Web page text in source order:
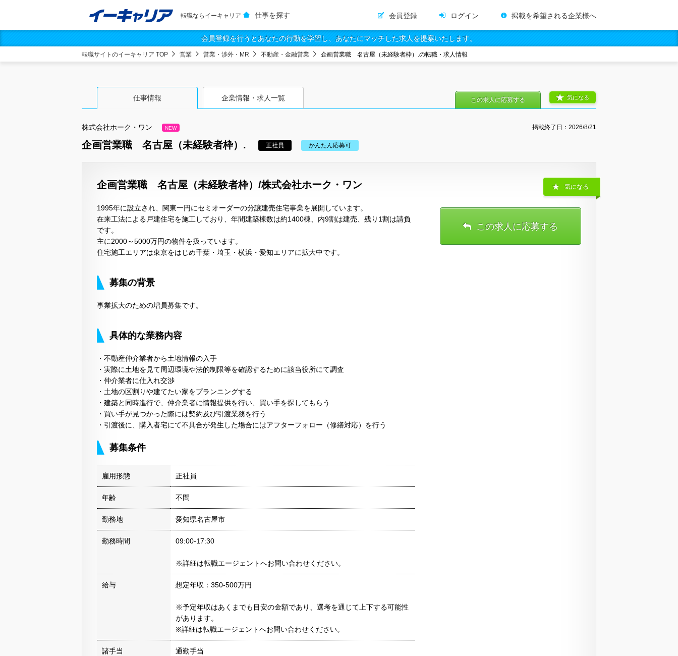
転職ならイーキャリア 仕事を探す 会員登録 ログイン 掲載を希望される企業様へ
会員登録を行うとあなたの行動を学習し、あなたにマッチした求人を提案いたします。
転職サイトのイーキャリア TOP 営業 営業・渉外・MR 不動産・金融営業 企画営業職 名古屋（未経験者枠）.の転職・求人情報
仕事情報 企業情報・求人一覧
株式会社ホーク・ワン NEW 掲載終了日： 2026/8/21
企画営業職 名古屋（未経験者枠）. 正社員 かんたん応募可
気になる
この求人に応募する
企画営業職 名古屋（未経験者枠）/株式会社ホーク・ワン
1995年に設立され、関東一円にセミオーダーの分譲建売住宅事業を展開しています。
在来工法による戸建住宅を施工しており、年間建築棟数は約1400棟、内9割は建売、残り1割は請負
です。
主に2000～5000万円の物件を扱っています。
住宅施工エリアは東京をはじめ千葉・埼玉・横浜・愛知エリアに拡大中です。
募集の背景
事業拡大のための増員募集です。
具体的な業務内容
・不動産仲介業者から土地情報の入手
・実際に土地を見て周辺環境や法的制限等を確認するために該当役所にて調査
・仲介業者に仕入れ交渉
・土地の区割りや建てたい家をプランニングする
・建築と同時進行で、仲介業者に情報提供を行い、買い手を探してもらう
・買い手が見つかった際には契約及び引渡業務を行う
・引渡後に、購入者宅にて不具合が発生した場合にはアフターフォロー（修繕対応）を行う
募集条件
雇用形態 正社員
年齢 不問
勤務地 愛知県名古屋市
勤務時間 09:00-17:30
※詳細は転職エージェントへお問い合わせください。
給与 想定年収：350-500万円
※予定年収はあくまでも目安の金額であり、選考を通じて上下する可能性
があります。
※詳細は転職エージェントへお問い合わせください。
諸手当
通勤手当
気になる
この求人に応募する